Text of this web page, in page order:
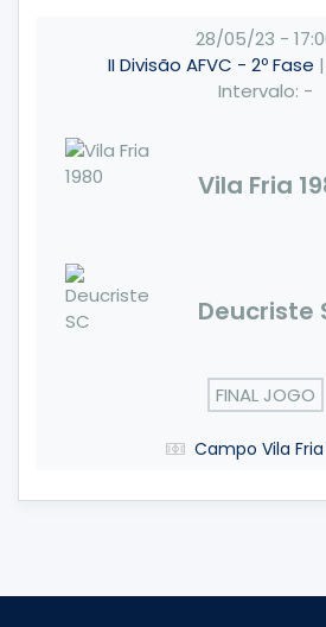
28/05/23 -
II Divisão AFVC - 2º Fase
Intervalo: -
Vila Fria
Deucriste
FINAL JOGO
Campo Vila Fria